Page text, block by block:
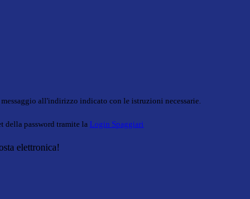
all'indirizzo indicato con le istruzioni necessarie.
della password tramite la Login Spaggiari
elettronica!